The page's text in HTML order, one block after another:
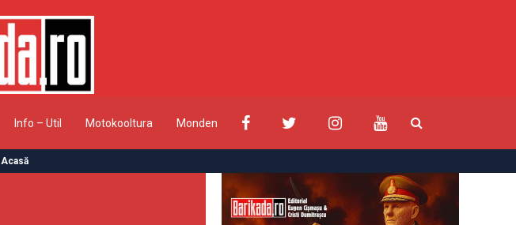
Info – Util Motokooltura Monden
Acasă